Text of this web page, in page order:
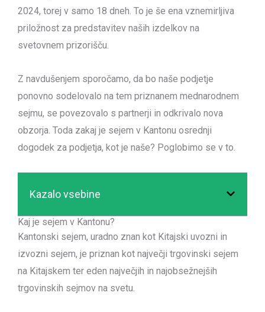
2024, torej v samo 18 dneh. To je še ena vznemirljiva
priložnost za predstavitev naših izdelkov na
svetovnem prizorišču.
Z navdušenjem sporočamo, da bo naše podjetje
ponovno sodelovalo na tem priznanem mednarodnem
sejmu, se povezovalo s partnerji in odkrivalo nova
obzorja. Toda zakaj je sejem v Kantonu osrednji
dogodek za podjetja, kot je naše? Poglobimo se v to.
Kazalo vsebine
Kaj je sejem v Kantonu?
Kantonski sejem, uradno znan kot Kitajski uvozni in
izvozni sejem, je priznan kot največji trgovinski sejem
na Kitajskem ter eden največjih in najobsežnejših
trgovinskih sejmov na svetu.